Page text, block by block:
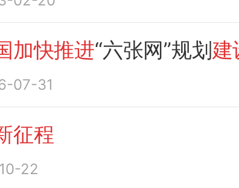
加快推进“六张网”规划 建
07-31
征程
22